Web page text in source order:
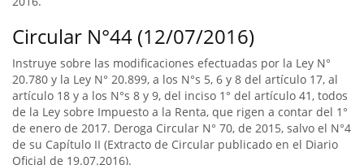
Circular N°44 (12/07/2016)
Instruye sobre las modificaciones efectuadas por la Ley N°
20.780 y la Ley N° 20.899, a los N°s 5, 6 y 8 del artículo 17, al
artículo 18 y a los N°s 8 y 9, del inciso 1° del artículo 41, todos
de la Ley sobre Impuesto a la Renta, que rigen a contar del 1°
de enero de 2017. Deroga Circular N° 70, de 2015, salvo el N°4
de su Capítulo II (Extracto de Circular publicado en el Diario
Oficial de 19.07.2016).